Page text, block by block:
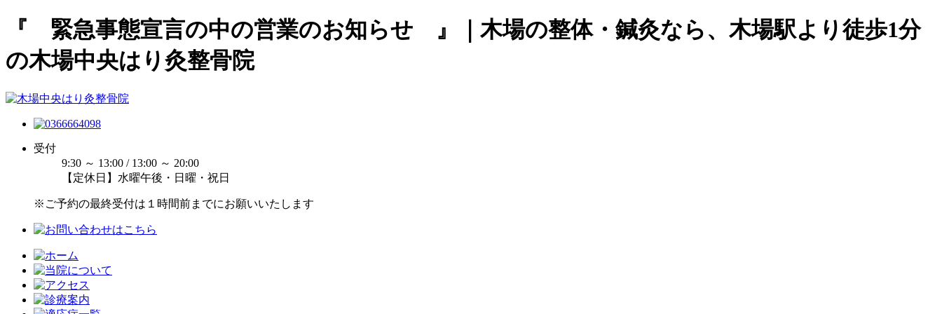
『 緊急事態宣言の中の営業のお知らせ 』｜木場の整体・鍼灸なら、木場駅より徒歩1分
の木場中央はり灸整骨院
受付
9:30 ～ 13:00 / 13:00 ～ 20:00
【定休日】水曜午後・日曜・祝日
※ご予約の最終受付は１時間前までにお願いいたします